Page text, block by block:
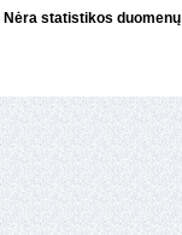
Nėra statistikos duomenų